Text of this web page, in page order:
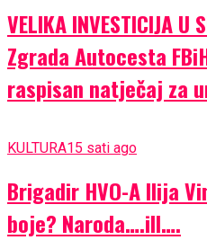
VELIKA INVESTICIJA U
Zgrada Autocesta
raspisan natječaj za
KULTURA15 sati ago
Brigadir HVO-A Ilija
boje? Naroda….ill….